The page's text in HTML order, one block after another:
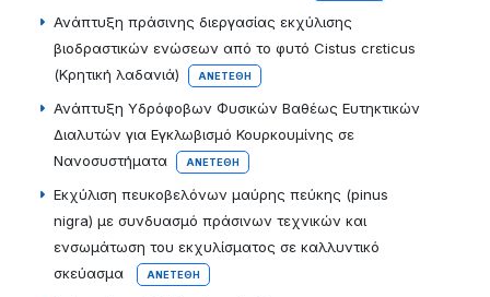
Ανάπτυξη πράσινης διεργασίας εκχύλισης
βιοδραστικών ενώσεων από το φυτό Cistus crεticus
(Κρητική λαδανιά)
ΑΝΕΤΈΘΗ
Ανάπτυξη Υδρόφοβων Φυσικών Βαθέως Ευτηκτικών
Διαλυτών για Εγκλωβισμό Κουρκουμίνης σε
Νανοσυστήματα
ΑΝΕΤΈΘΗ
Εκχύλιση πευκοβελόνων μαύρης πεύκης (pinus
nigra) με συνδυασμό πράσινων τεχνικών και
ενσωμάτωση του εκχυλίσματος σε καλλυντικό
σκεύασμα
ΑΝΕΤΈΘΗ